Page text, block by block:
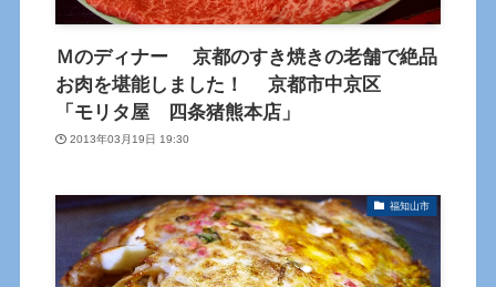
Ｍのディナー 京都のすき焼きの老舗で絶品
お肉を堪能しました！ 京都市中京区
「モリタ屋 四条猪熊本店」
2013年03月19日 19:30
福知山市